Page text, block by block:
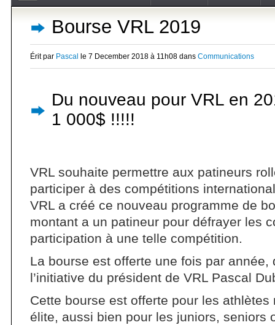
Bourse VRL 2019
Érit par Pascal le 7 December 2018 à 11h08 dans Communications
Du nouveau pour VRL en
1 000$ !!!!!
VRL souhaite permettre aux patineurs
participer à des compétitions
VRL a créé ce nouveau programme de
montant a un patineur pour défrayer les
participation à une telle compétition.
La bourse est offerte une fois par année,
l’initiative du président de VRL Pascal
Cette bourse est offerte pour les
élite, aussi bien pour les juniors, seniors